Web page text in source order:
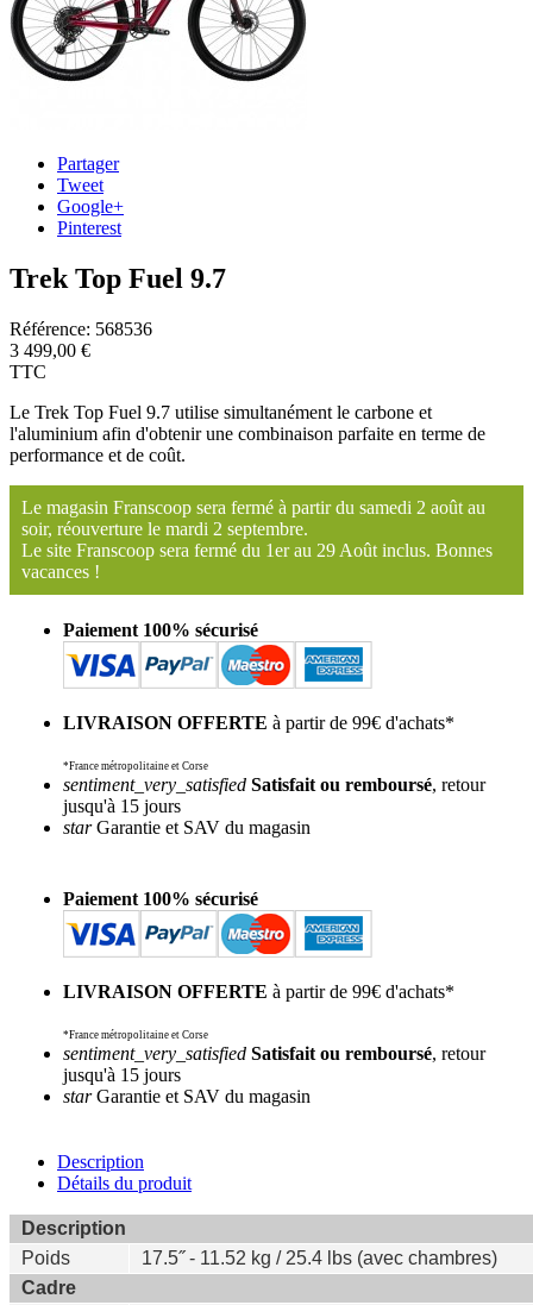
Partager
Tweet
Google+
Pinterest
Trek Top Fuel 9.7
Référence: 568536
3 499,00 €
TTC
Le Trek Top Fuel 9.7 utilise simultanément le carbone et
l'aluminium afin d'obtenir une combinaison parfaite en terme de
performance et de coût.
Le magasin Franscoop sera fermé à partir du samedi 2 août au
soir, réouverture le mardi 2 septembre.
Le site Franscoop sera fermé du 1er au 29 Août inclus. Bonnes
vacances !
Paiement 100% sécurisé
LIVRAISON OFFERTE à partir de 99€ d'achats*
*France métropolitaine et Corse
sentiment_very_satisfied Satisfait ou remboursé, retour
jusqu'à 15 jours
starGarantie et SAV du magasin
Paiement 100% sécurisé
LIVRAISON OFFERTE à partir de 99€ d'achats*
*France métropolitaine et Corse
sentiment_very_satisfied Satisfait ou remboursé, retour
jusqu'à 15 jours
starGarantie et SAV du magasin
Description
Détails du produit
Description
Poids
17.5˝ - 11.52 kg / 25.4 lbs (avec chambres)
Cadre